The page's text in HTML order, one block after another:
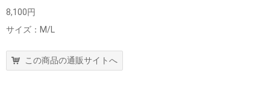
8,100円
サイズ：M/L
この商品の通販サイトへ